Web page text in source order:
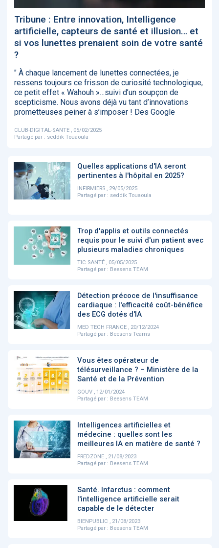
Tribune : Entre innovation, Intelligence
artificielle, capteurs de santé et illusion… et
si vos lunettes prenaient soin de votre santé
?
" À chaque lancement de lunettes connectées, je
ressens toujours ce frisson de curiosité technologique,
ce petit effet « Wahouh »…suivi d’un soupçon de
scepticisme. Nous avons déjà vu tant d’innovations
prometteuses peiner à s’imposer ! Des Google
CLUB-DIGITAL-SANTE , 05/02/2025
Partagé par : seddik Touaoula
Quelles applications d'IA seront
pertinentes à l'hôpital en 2025?
INFIRMIERS , 29/05/2025
Partagé par : seddik Touaoula
Trop d'applis et outils connectés
requis pour le suivi d'un patient avec
plusieurs maladies chroniques
TIC SANTÉ , 05/05/2025
Partagé par : Beesens TEAM
Détection précoce de l'insuffisance
cardiaque : l'efficacité coût-bénéfice
des ECG dotés d'IA
MED TECH FRANCE , 20/12/2024
Partagé par : Beesens Teams
Vous êtes opérateur de
télésurveillance ? – Ministère de la
Santé et de la Prévention
GOUV , 12/01/2024
Partagé par : Beesens TEAM
Intelligences artificielles et
médecine : quelles sont les
meilleures IA en matière de santé ?
FREDZONE , 21/08/2023
Partagé par : Beesens TEAM
Santé. Infarctus : comment
l'intelligence artificielle serait
capable de le détecter
BIENPUBLIC , 21/08/2023
Partagé par : Beesens TEAM
‹ 1 2 3 4 5 ›
ACTUALITÉS 2885
E-Santé : il est
temps de
procéder à une
grande
Afrique !
FDA clears new
AI-powered
cardiac imaging
solution
Attention à
ChatGPT, ce
n’est qu’un
illusionniste du
‹ 1
H'ABILITY
‹ 1 2 3 4 5 ›
Cancer du sein : de
nouvelles pistes pour des
détections précoces - ...
"Le stéthoscope du 21ème
siècle": comment
‹ 1 2 3
DOCUMENTATION 886
Medical
Reasoning in
Large
Language
Models
Intelligence
for
Cardiovascular